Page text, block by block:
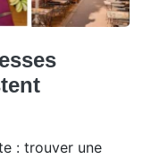
: trouver une